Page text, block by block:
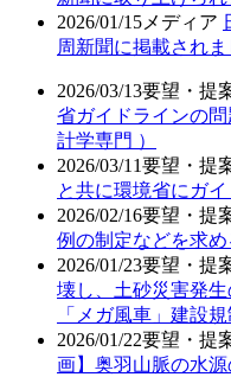
2026/01/15 メディア
周新聞に掲載されま
2026/03/13要望・提
省ガイドラインの
計学専門 ）
2026/03/11要望・提
と共に環境省にガ
2026/02/16要望・提
例の制定などを求め
2026/01/23要望・提
壊し、土砂災害発
「メガ風車」建設
2026/01/22要望・提
画】奥羽山脈の水